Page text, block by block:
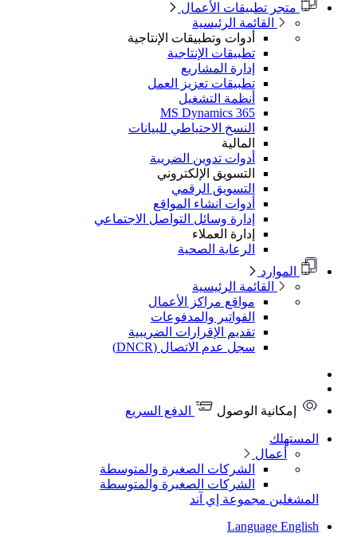
متجر تطبيقات الأعمال
القائمة الرئيسية
أدوات وتطبيقات الإنتاجية
تطبيقات الإنتاجية
إدارة المشاريع
تطبيقات تعزيز العمل
أنظمة التشغيل
MS Dynamics 365
النسخ الاحتياطي للبيانات
المالية
أدوات تدوين الضريبة
التسويق الإلكتروني
التسويق الرقمي
أدوات انشاء المواقع
إدارة وسائل التواصل الاجتماعي
إدارة العملاء
الرعاية الصحية
الموارد
القائمة الرئيسية
مواقع مراكز الأعمال
الفواتير والمدفوعات
تقديم الإقرارات الضريبية
سجل عدم الاتصال (DNCR)
إمكانية الوصول الدفع السريع
المستهلك
أعمال
الشركات الصغيرة والمتوسطة
الشركات الصغيرة والمتوسطة
المشغلين مجموعة إي آند
Language English